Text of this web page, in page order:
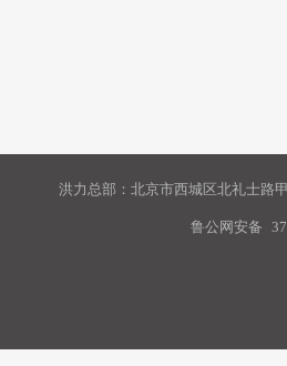
洪力总部：北京市西城区北礼士路
鲁公网安备